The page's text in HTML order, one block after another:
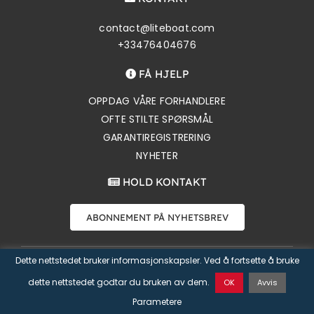
contact@liteboat.com
+33476404676
FÅ HJELP
OPPDAG VÅRE FORHANDLERE
OFTE STILTE SPØRSMÅL
GARANTIREGISTRERING
NYHETER
HOLD KONTAKT
ABONNEMENT PÅ NYHETSBREV
Copyright 2026 Liteboat SAS | Personvernserklæring
Salgsbetingelser| Nettside avØya Communication
Dette nettstedet bruker informasjonskapsler. Ved å fortsette å bruke
dette nettstedet godtar du bruken av dem.
OK Avvis
Parametere